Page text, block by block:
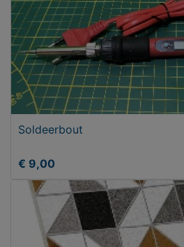
Soldeerbout
€ 9,00